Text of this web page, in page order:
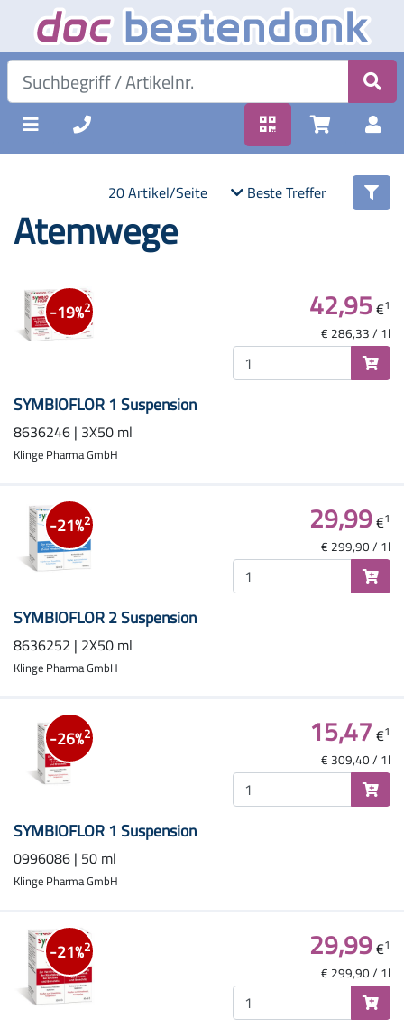
20 Artikel/Seite Beste Treffer
Atemwege
-19%2
SYMBIOFLOR 1 Suspension
8636246 | 3X50 ml
Klinge Pharma GmbH
42,95€1
€ 286,33 / 1l
-21%2
SYMBIOFLOR 2 Suspension
8636252 | 2X50 ml
Klinge Pharma GmbH
29,99€1
€ 299,90 / 1l
-26%2
SYMBIOFLOR 1 Suspension
0996086 | 50 ml
Klinge Pharma GmbH
15,47€1
€ 309,40 / 1l
-21%2 29,99€1
€ 299,90 / 1l